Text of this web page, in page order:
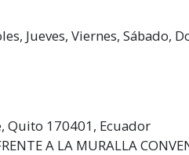
Jueves, Viernes, Sábado,
Quito 170401, Ecuador
A LA MURALLA